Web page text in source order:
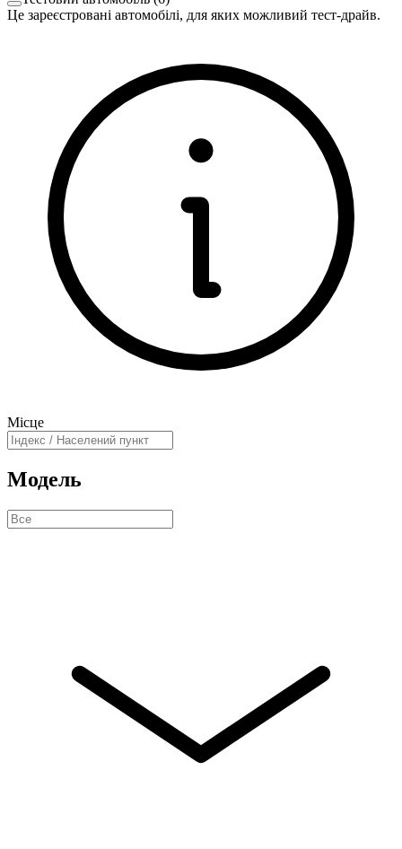
Це зареєстровані автомобілі, для яких можливий тест-драйв.
Місце
Модель